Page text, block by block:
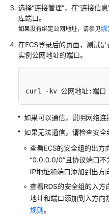
书
API
考
SDK
常
问
题
选择“连接管理”，在“连接信
库端口。
如果没有绑定公网地址，请参见绑
在ECS登录后的页面，测试
实例公网地址的端口。
curl -kv 公网地址:端口
如果可以通信，说明网络连
如果无法通信，请检查安全
查看ECS的安全组的出方
“0.0.0.0/0”且协议端口不
IP地址和端口添加到出方
查看RDS的安全组的入方
地址和端口添加到入方向
规则。